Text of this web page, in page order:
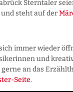
Sterntaler
und steht auf der
immer wieder
und
an das
Seite.